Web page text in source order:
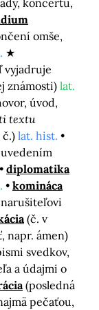
koncertu,
omše,
vyjadruje
známosti) lat.
úvod,
textu
č.)lat. hist.
uvedením
diplomatika
komináca
(č. v
napr. ámen)
svedkov,
a údajmi o
(posledná
pečaťou,